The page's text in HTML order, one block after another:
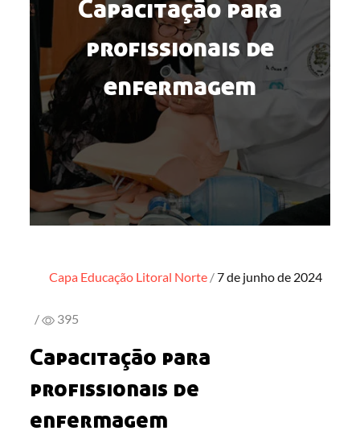
Capacitação para
profissionais de
enfermagem
Capa Educação Litoral Norte Posted
7 de junho de 2024
/ 395
Capacitação para
profissionais de
enfermagem